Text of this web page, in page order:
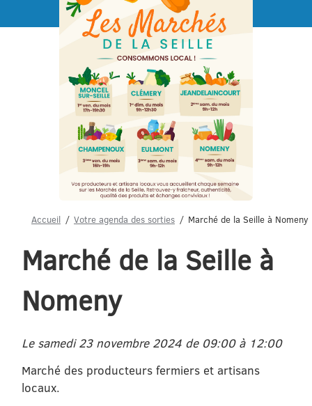
Menu
Accueil Votre agenda des sorties Marché de la Seille à Nomeny
Marché de la Seille à
Nomeny
Le samedi 23 novembre 2024 de 09:00 à 12:00
Marché des producteurs fermiers et artisans
locaux.